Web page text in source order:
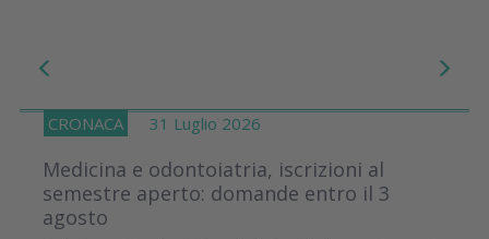
CRONACA 31 Luglio 2026
Medicina e odontoiatria, iscrizioni al
semestre aperto: domande entro il 3
agosto